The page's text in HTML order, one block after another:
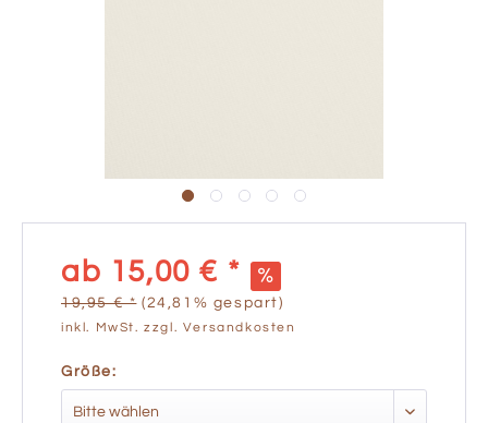
ab 15,00 € *
19,95 € * (24,81% gespart)
inkl. MwSt.zzgl. Versandkosten
Größe: